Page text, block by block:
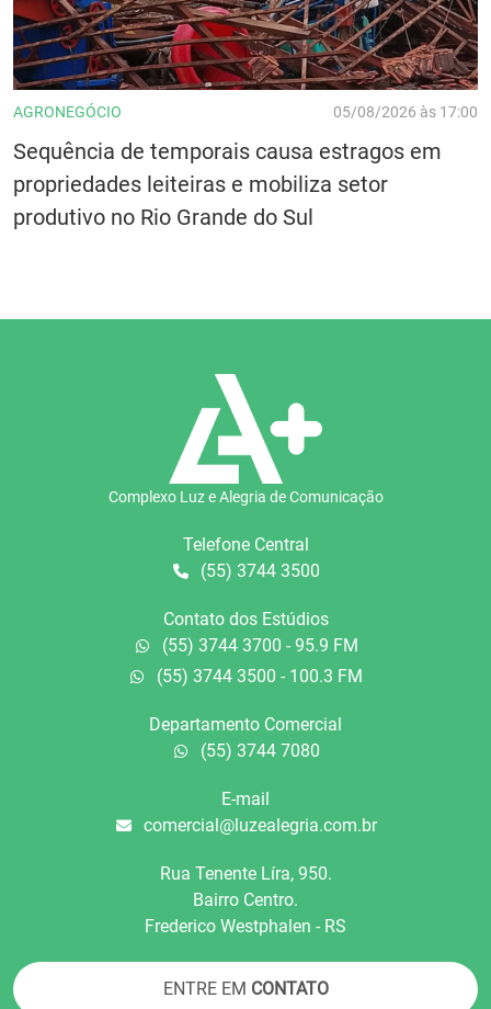
AGRONEGÓCIO 05/08/2026 às 17:00
Sequência de temporais causa estragos em
propriedades leiteiras e mobiliza setor
produtivo no Rio Grande do Sul
Complexo Luz e Alegria de Comunicação
Telefone Central
(55) 3744 3500
Contato dos Estúdios
(55) 3744 3700 - 95.9 FM
(55) 3744 3500 - 100.3 FM
Departamento Comercial
(55) 3744 7080
E-mail
comercial@luzealegria.com.br
Rua Tenente Líra, 950.
Bairro Centro.
Frederico Westphalen - RS
ENTRE EM CONTATO